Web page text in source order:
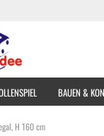
BAUEN &
H 160 cm